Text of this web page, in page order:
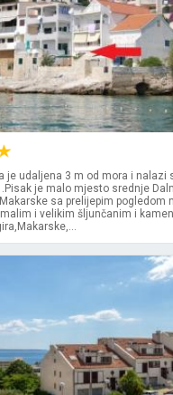
je udaljena 3 m od mora i nalazi
je malo mjesto srednje
sa prelijepim pogledom
i velikim šljunčanim i